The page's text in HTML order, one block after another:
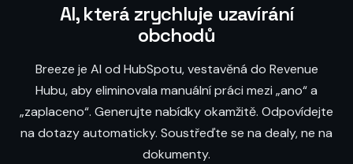
AI, která zrychluje uzavírání
obchodů
Breeze je AI od HubSpotu, vestavěná do Revenue
Hubu, aby eliminovala manuální práci mezi „ano“ a
„zaplaceno“. Generujte nabídky okamžitě. Odpovídejte
na dotazy automaticky. Soustřeďte se na dealy, ne na
dokumenty.